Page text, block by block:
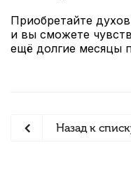
Приобретайте
и вы сможете
ещё долгие месяцы
Назад к